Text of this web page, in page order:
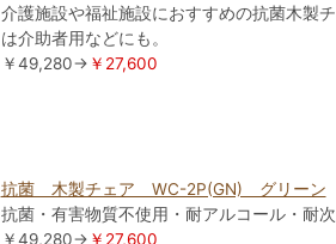
介護施設や福祉施設におすすめの抗菌木製
は介助者用などにも。
￥49,280→ ￥27,600
抗菌 木製チェア WC-2P(GN) グリーン
抗菌・有害物質不使用・耐アルコール・耐
￥49,280→ ￥27,600